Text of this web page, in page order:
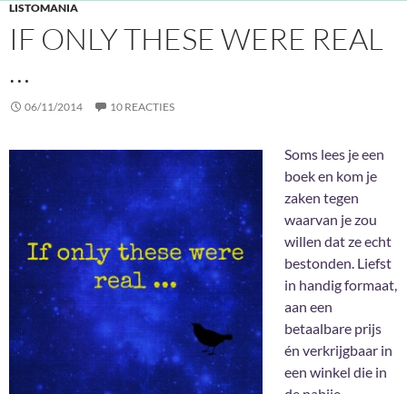
LISTOMANIA
IF ONLY THESE WERE REAL
…
06/11/2014 10 REACTIES
Soms lees je een
boek en kom je
zaken tegen
waarvan je zou
willen dat ze echt
bestonden. Liefst
in handig formaat,
aan een
betaalbare prijs
én verkrijgbaar in
een winkel die in